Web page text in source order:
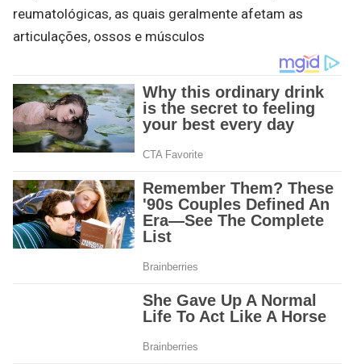
reumatológicas, as quais geralmente afetam as
articulações, ossos e músculos